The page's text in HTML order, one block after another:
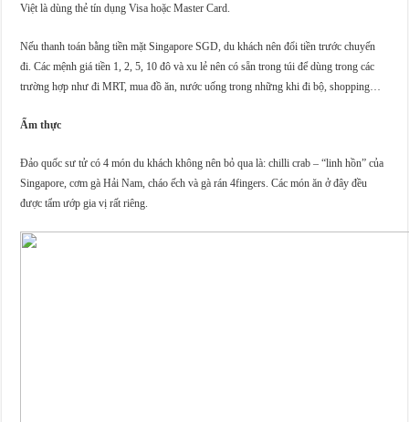
Việt là dùng thẻ tín dụng Visa hoặc Master Card.
Nếu thanh toán bằng tiền mặt Singapore SGD, du khách nên đổi tiền trước chuyến
đi. Các mệnh giá tiền 1, 2, 5, 10 đô và xu lẻ nên có sẵn trong túi để dùng trong các
trường hợp như đi MRT, mua đồ ăn, nước uống trong những khi đi bộ, shopping…
Ẩm thực
Đảo quốc sư tử có 4 món du khách không nên bỏ qua là: chilli crab – “linh hồn” của
Singapore, cơm gà Hải Nam, cháo ếch và gà rán 4fingers. Các món ăn ở đây đều
được tẩm ướp gia vị rất riêng.